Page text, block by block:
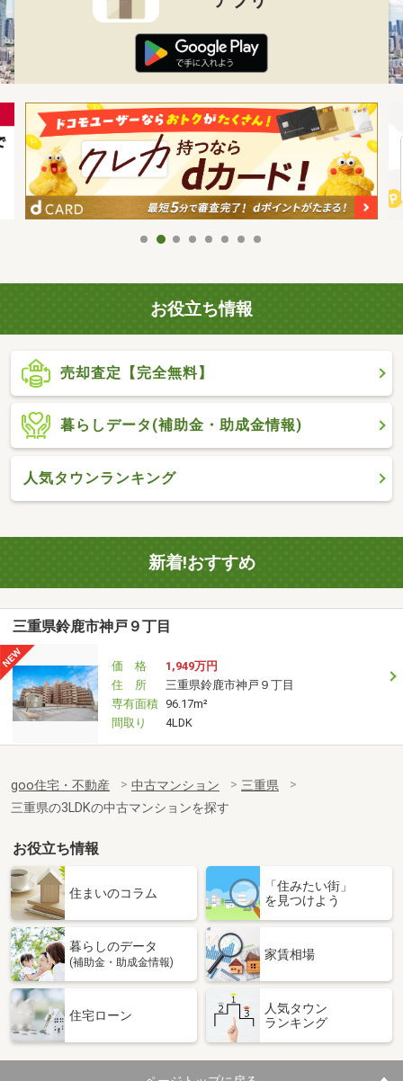
お役立ち情報
売却査定【完全無料】
暮らしデータ(補助金・助成金情報)
人気タウンランキング
新着!おすすめ
三重県鈴鹿市神戸９丁目
価 格
1,949万円
住 所
三重県鈴鹿市神戸９丁目
専有面積 96.17m²
間取り
4LDK
goo住宅・不動産 中古マンション
三重県
三重県の3LDKの中古マンションを探す
お役立ち情報
住まいのコラム
「住みたい街」
を見つけよう
暮らしのデータ
(補助金・助成金情報)
家賃相場
住宅ローン
人気タウン
ランキング